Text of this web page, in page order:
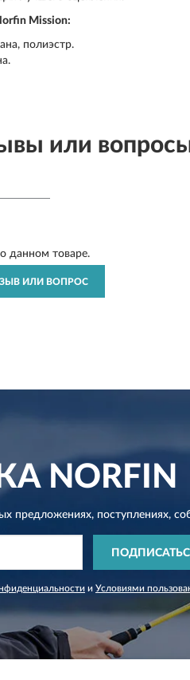
Mission:
полиэстр.
или
данном товаре.
ИЛИ ВОПРОС
NORFIN
предложениях,поступлениях,
и Условиями